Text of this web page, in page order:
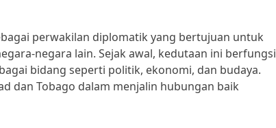
perwakilan diplomatik yang bertujuan untuk
negara lain. Sejak awal, kedutaan ini berfungsi
bidang seperti politik, ekonomi, dan budaya.
dan Tobago dalam menjalin hubungan baik